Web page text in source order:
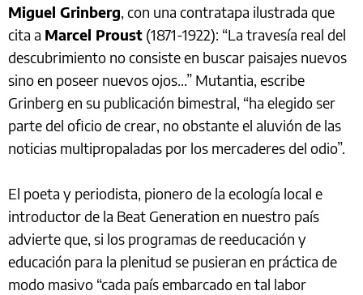
Miguel Grinberg, con una contratapa ilustrada que
cita a Marcel Proust (1871-1922): “La travesía real del
descubrimiento no consiste en buscar paisajes nuevos
sino en poseer nuevos ojos...” Mutantia, escribe
Grinberg en su publicación bimestral, “ha elegido ser
parte del oficio de crear, no obstante el aluvión de las
noticias multipropaladas por los mercaderes del odio”.
El poeta y periodista, pionero de la ecología local e
introductor de la Beat Generation en nuestro país
advierte que, si los programas de reeducación y
educación para la plenitud se pusieran en práctica de
modo masivo “cada país embarcado en tal labor